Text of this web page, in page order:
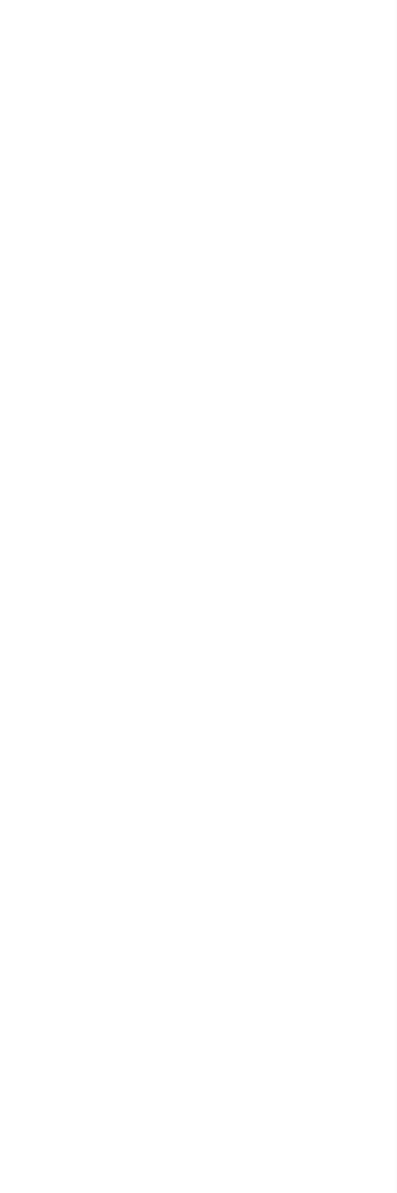
domande alle quali sono
il test finale le
sia scritta che orale.
possono interagire tra
Diisocianati –
dei Diisocianati –
si attiva a intervalli non
non dover visualizzare
UE
ai sensi del